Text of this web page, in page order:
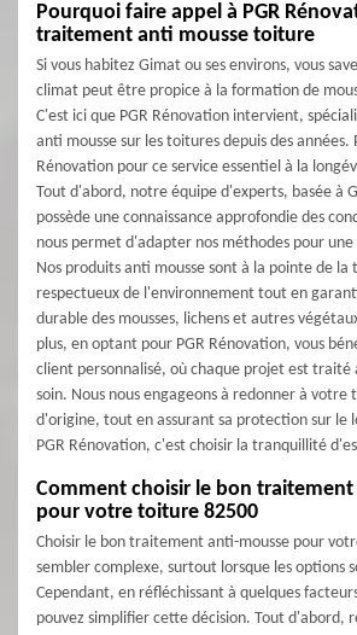
Pourquoi faire appel à PGR
traitement anti mousse toiture
Si vous habitez Gimat ou ses environs, vous
climat peut être propice à la formation de
C'est ici que PGR Rénovation intervient,
anti mousse sur les toitures depuis des années.
Rénovation pour ce service essentiel à la
Tout d'abord, notre équipe d'experts, basée à
possède une connaissance approfondie des
nous permet d'adapter nos méthodes pour
Nos produits anti mousse sont à la pointe de la
respectueux de l'environnement tout en
durable des mousses, lichens et autres
plus, en optant pour PGR Rénovation, vous
client personnalisé, où chaque projet est traité
soin. Nous nous engageons à redonner à votre
d'origine, tout en assurant sa protection sur le
PGR Rénovation, c'est choisir la tranquillité
Comment choisir le bon
pour votre toiture 82500
Choisir le bon traitement anti-mousse pour
sembler complexe, surtout lorsque les options
Cependant, en réfléchissant à quelques
pouvez simplifier cette décision. Tout d'abord,